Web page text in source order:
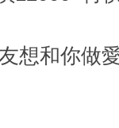
想和你做